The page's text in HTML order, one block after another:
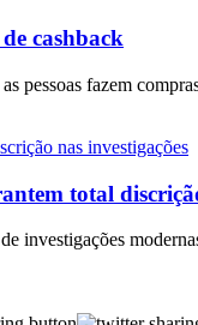
cashback
pessoas fazem
total
investigações